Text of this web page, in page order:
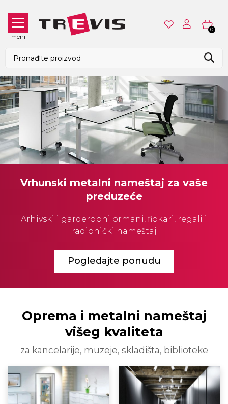
meni
0
Vrhunski metalni nameštaj za vaše
preduzeće
Arhivski i garderobni ormani, fiokari, regali i
radionički nameštaj
Pogledajte ponudu
Oprema i metalni nameštaj
višeg kvaliteta
za kancelarije, muzeje, skladišta, biblioteke